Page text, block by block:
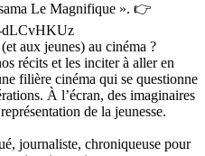
Le Magnifique ». 👉
dLCvHKUz
aux jeunes) au cinéma ?
récits et les inciter à aller en
filière cinéma qui se questionne
À l’écran, des imaginaires
de la jeunesse.
journaliste, chroniqueuse pour